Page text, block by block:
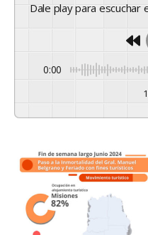
Dale play para
0:00